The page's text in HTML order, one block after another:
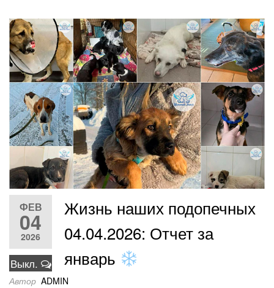
ФЕВ
04
2026
Выкл.
Жизнь наших подопечных
04.04.2026: Отчет за
январь
Автор ADMIN